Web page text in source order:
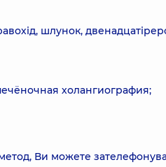
шлунок,
холангиография;
Ви можете